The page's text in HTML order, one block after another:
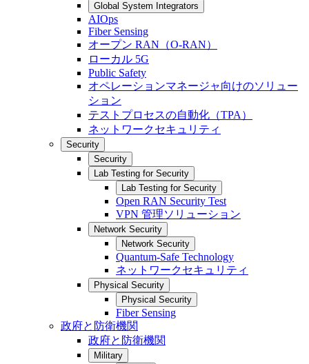
Global System Integrators
AIOps
Fiber Sensing
オープン RAN（O-RAN）
ローカル 5G
Public Safety
オペレーションマネージャ向けのソリュー
ション
テストプロセスの自動化（TPA）
ネットワークセキュリティ
Security
Security
Lab Testing for Security
Lab Testing for Security
Open RAN Security Test
VPN 管理ソリューション
Network Security
Network Security
Quantum-Safe Technology
ネットワークセキュリティ
Physical Security
Physical Security
Fiber Sensing
政府と防衛機関
政府と防衛機関
Military